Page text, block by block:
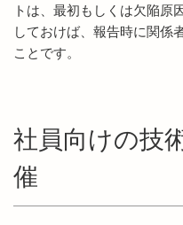
トは、最初もしくは欠陥原
しておけば、報告時に関係
ことです。
社員向けの技
催